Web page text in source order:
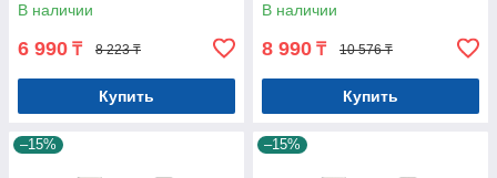
В наличии
6 990 ₸ 8 223 ₸
Купить
В наличии
8 990 ₸ 10 576 ₸
Купить
–15% –15%